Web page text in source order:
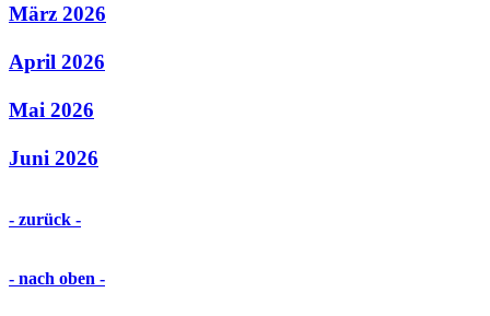
März 2026
April 2026
Mai 2026
Juni 2026
- zurück -
- nach oben -